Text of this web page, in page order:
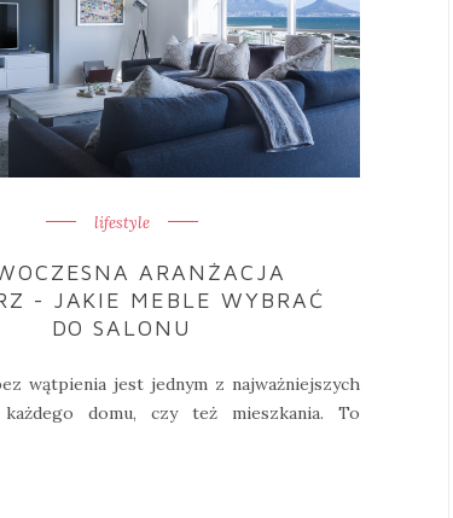
lifestyle
ARANŻACJA
- JAKIE MEBLE WYBRAĆ
DO SALONU
wątpienia jest jednym z najważniejszych
każdego domu, czy też mieszkania. To